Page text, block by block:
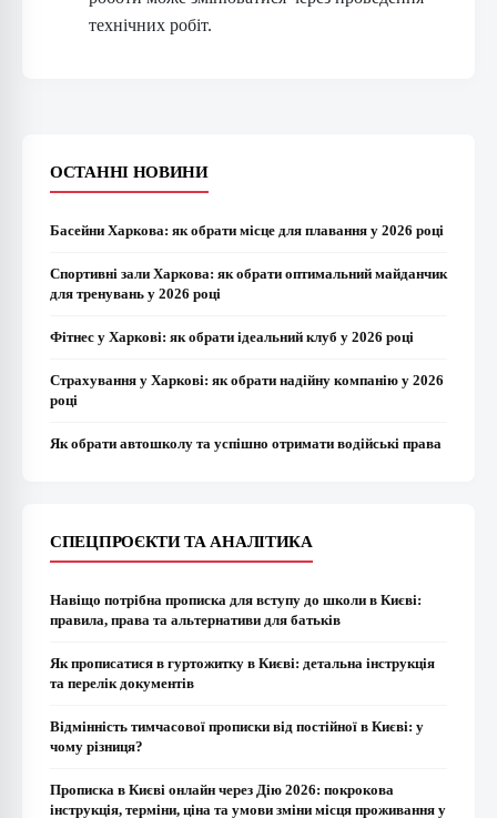
технічних робіт.
ОСТАННІ НОВИНИ
Басейни Харкова: як обрати місце для плавання у 2026 році
Спортивні зали Харкова: як обрати оптимальний майданчик
для тренувань у 2026 році
Фітнес у Харкові: як обрати ідеальний клуб у 2026 році
Страхування у Харкові: як обрати надійну компанію у 2026
році
Як обрати автошколу та успішно отримати водійські права
СПЕЦПРОЄКТИ ТА АНАЛІТИКА
Навіщо потрібна прописка для вступу до школи в Києві:
правила, права та альтернативи для батьків
Як прописатися в гуртожитку в Києві: детальна інструкція
та перелік документів
Відмінність тимчасової прописки від постійної в Києві: у
чому різниця?
Прописка в Києві онлайн через Дію 2026: покрокова
інструкція, терміни, ціна та умови зміни місця проживання у